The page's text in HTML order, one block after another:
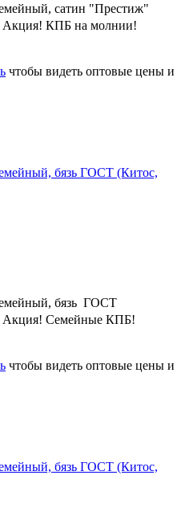
сатин "Престиж"
Акция! КПБ на молнии!
чтобы видеть оптовые цены и
бязь ГОСТ (Китос,
бязь ГОСТ
Акция! Семейные КПБ!
чтобы видеть оптовые цены и
бязь ГОСТ (Китос,